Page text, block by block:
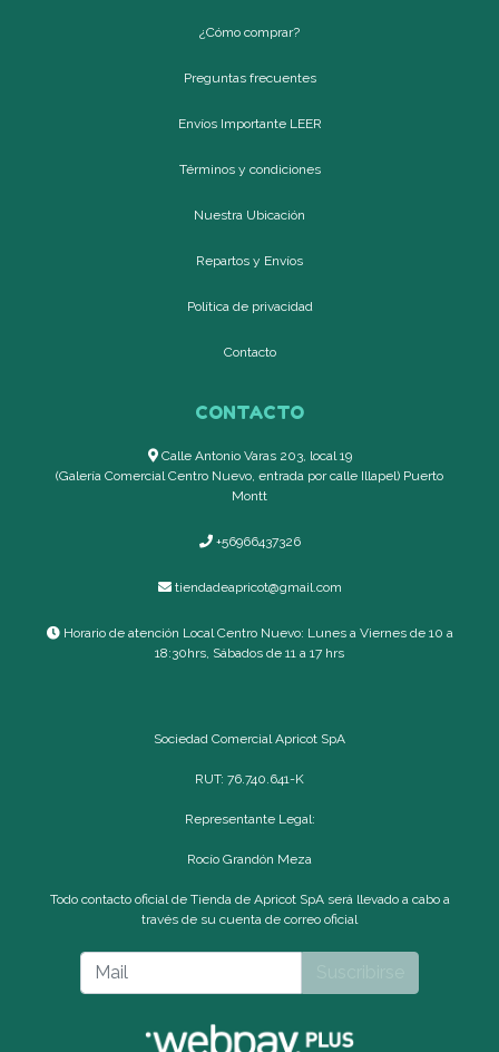
¿Cómo comprar?
Preguntas frecuentes
Envíos Importante LEER
Términos y condiciones
Nuestra Ubicación
Repartos y Envíos
Política de privacidad
Contacto
CONTACTO
Calle Antonio Varas 203, local 19
(Galería Comercial Centro Nuevo, entrada por calle Illapel) Puerto
Montt
+56966437326
tiendadeapricot@gmail.com
Horario de atención Local Centro Nuevo: Lunes a Viernes de 10 a
18:30hrs, Sábados de 11 a 17 hrs
Sociedad Comercial Apricot SpA
RUT: 76.740.641-K
Representante Legal:
Rocío Grandón Meza
Todo contacto oficial de Tienda de Apricot SpA será llevado a cabo a
través de su cuenta de correo oficial